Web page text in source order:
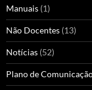
Manuais (1)
Não Docentes (13)
Notícias (52)
Plano de